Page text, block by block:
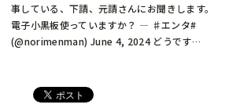
事している、下請、元請さんにお聞きします。
電子小黒板使っていますか？ — ♯エンタ#
(@norimenman) June 4, 2024 どうです…